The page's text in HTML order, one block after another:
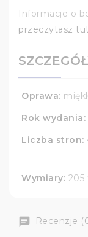
Informacje o
przeczytasz
Oprawa:
Rok wydania:
Liczba stron:
Wymiary: 205
Recenzje